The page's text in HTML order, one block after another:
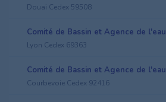
Douai Cedex 59508
Comité de Bassin et Agence de l'eau
Lyon Cedex 69363
Comité de Bassin et Agence de l'eau
Courbevoie Cedex 92416